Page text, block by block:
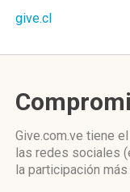
give.cl
Give.com.ve tiene el
las redes sociales
la participación